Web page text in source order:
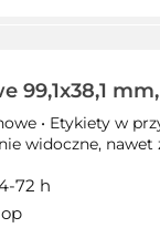
99,1x38,1
z
25 ark.,
• Etykiety w
widoczne, nawet
72 h